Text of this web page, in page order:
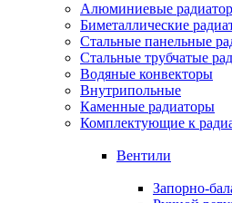
Алюминиевые
Биметаллические
Стальные панельные
Стальные трубчатые
Водяные конвекторы
Внутрипольные
Каменные радиаторы
Комплектующие к
Вентили
Запорно-